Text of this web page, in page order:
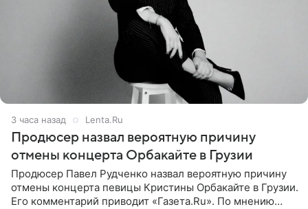
3 часа назад Lenta.Ru
Продюсер назвал вероятную причину
отмены концерта Орбакайте в Грузии
Продюсер Павел Рудченко назвал вероятную причину
отмены концерта певицы Кристины Орбакайте в Грузии.
Его комментарий приводит «Газета.Ru». По мнению